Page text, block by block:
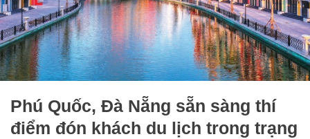
Phú Quốc, Đà Nẵng sẵn sàng thí
điểm đón khách du lịch trong trạng